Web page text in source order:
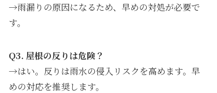
→雨漏りの原因になるため、早めの対処が必要で
す。
Q3. 屋根の反りは危険？
→はい。反りは雨水の侵入リスクを高めます。早
めの対応を推奨します。